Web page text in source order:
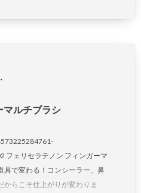
マルチブラシ
フェリセラテノン フィンガーマ
具で変わる！コンシーラー、鼻
からこそ仕上がりが変わりま